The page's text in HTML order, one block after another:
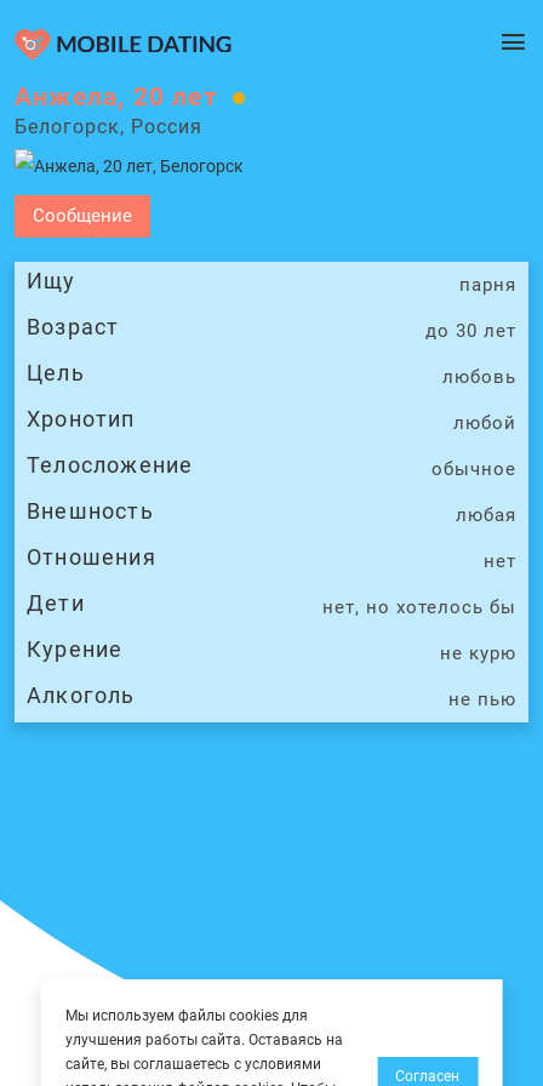
Сообщение
Ищу парня
Возраст до 30 лет
Цель любовь
Хронотип любой
Телосложение обычное
Внешность любая
Отношения нет
Дети нет, но хотелось бы
Курение не курю
Алкоголь не пью
Анжела, 20 лет
Белогорск, Россия
Мы используем файлы cookies для
улучшения работы сайта. Оставаясь на
сайте, вы соглашаетесь с условиями
Согласен